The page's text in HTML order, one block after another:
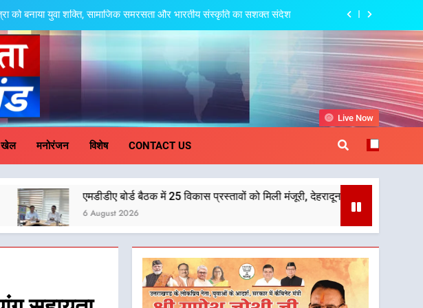
को बनाया युवा शक्ति, सामाजिक समरसता और भारतीय संस्कृति का सशक्त संदेश
अजय टम्टा और मुख्यमंत्री धामी की बैठक, सड़क परियोजनाओं पर हुआ मंथन
प्रस्तावों को मिली मंजूरी, देहरादून-मसूरी के नियोजित विकास को मिलेगी रफ्तार
नया हस्तांतरण प्रोटोकॉल लागू, ग्राम पंचायतों को सौंपने की प्रक्रिया होगी
और प्रभावी
मंत्री अजय टम्टा और मुख्यमंत्री धामी की बैठक, सड़क परियोजनाओं पर हुआ मंथन
प्रस्तावों को मिली मंजूरी, देहरादून-मसूरी के नियोजित विकास को मिलेगी रफ्तार
खेल मनोरंजन विशेष CONTACT US
Live Now
बोर्ड बैठक में 25 विकास प्रस्तावों को मिली मंजूरी, देहरादून-मसूरी के नियोजित विकास को मिलेगी रफ्तार
2026